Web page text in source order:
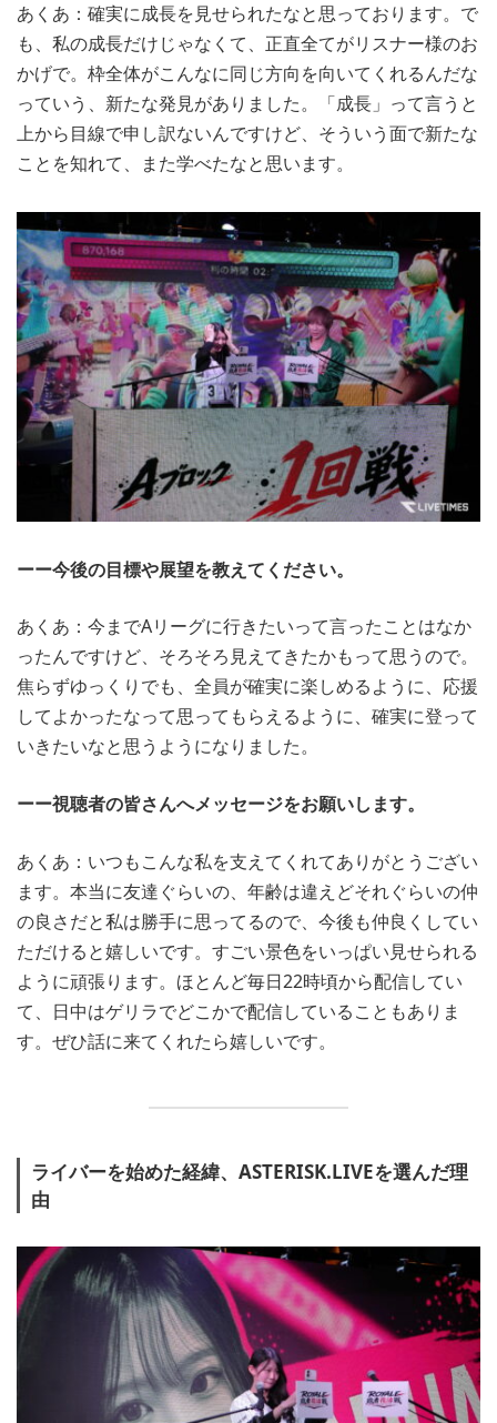
あくあ：確実に成長を見せられたなと思っております。で
も、私の成長だけじゃなくて、正直全てがリスナー様のお
かげで。枠全体がこんなに同じ方向を向いてくれるんだな
っていう、新たな発見がありました。「成長」って言うと
上から目線で申し訳ないんですけど、そういう面で新たな
ことを知れて、また学べたなと思います。
ーー今後の目標や展望を教えてください。
あくあ：今までAリーグに行きたいって言ったことはなか
ったんですけど、そろそろ見えてきたかもって思うので。
焦らずゆっくりでも、全員が確実に楽しめるように、応援
してよかったなって思ってもらえるように、確実に登って
いきたいなと思うようになりました。
ーー視聴者の皆さんへメッセージをお願いします。
あくあ：いつもこんな私を支えてくれてありがとうござい
ます。本当に友達ぐらいの、年齢は違えどそれぐらいの仲
の良さだと私は勝手に思ってるので、今後も仲良くしてい
ただけると嬉しいです。すごい景色をいっぱい見せられる
ように頑張ります。ほとんど毎日22時頃から配信してい
て、日中はゲリラでどこかで配信していることもありま
す。ぜひ話に来てくれたら嬉しいです。
ライバーを始めた経緯、ASTERISK.LIVEを選んだ理
由